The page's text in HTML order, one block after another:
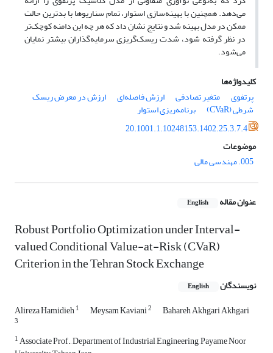
می‌دهد. همچنین با بهینه‌سازی استوار، تمام سناریوها با بدترین حالت
ممکن در مدل بهینه شد و نتایج نشان داد که هر چه این دامنه کوچک‌تر
در نظر گرفته شود، شدت ریسک‌گریزی سرمایه‌گذاران بیشتر نمایان
می‌شود.
کلیدواژه‌ها
پرتفوی
متغیر تصادفی ارزش فاصله‌ای ارزش در معرض ریسک
شرطی (CVaR)
برنامه‌ریزی استوار
20.1001.1.10248153.1402.25.3.7.4
موضوعات
005. مهندسی مالی
عنوان مقاله English
Robust Portfolio Optimization under Interval-
valued Conditional Value-at-Risk (CVaR)
Criterion in the Tehran Stock Exchange
نویسندگان English
Alireza Hamidieh1 Meysam Kaviani2 Bahareh Akhgari Akhgari
3
1Associate Prof., Department of Industrial Engineering, Payame Noor